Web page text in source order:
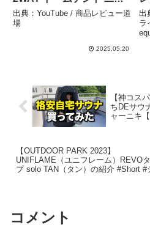
層 防風 防雨性 防災用 取り
外し可能なアウタータープ
ット加工 ハイキング キャ
出典：YouTube / 商品レビュー道
場
2025.05.20
出
ラ
【神コス
ちDEサウ
ャーニキ
【OUTDOOR PARK 2023】
UNIFLAME（ユニフレーム）REVO
プ solo TAN（タン）の紹介 #Short #
コメント